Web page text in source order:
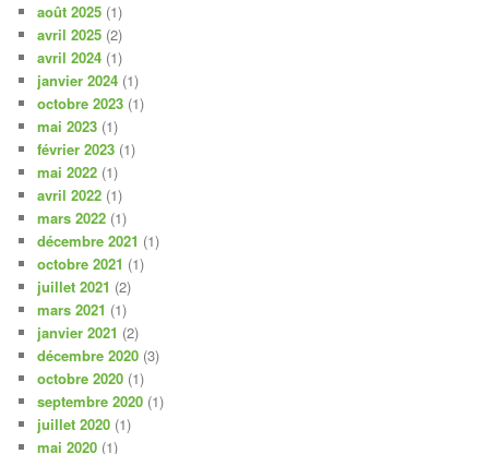
août 2025 (1)
avril 2025 (2)
avril 2024 (1)
janvier 2024 (1)
octobre 2023 (1)
mai 2023 (1)
février 2023 (1)
mai 2022 (1)
avril 2022 (1)
mars 2022 (1)
décembre 2021 (1)
octobre 2021 (1)
juillet 2021 (2)
mars 2021 (1)
janvier 2021 (2)
décembre 2020 (3)
octobre 2020 (1)
septembre 2020 (1)
juillet 2020 (1)
mai 2020 (1)